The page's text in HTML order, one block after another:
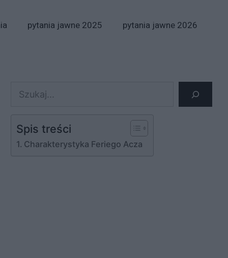
pytania jawne 2025 pytania jawne 2026
Szukaj
Spis treści
Charakterystyka Feriego Acza